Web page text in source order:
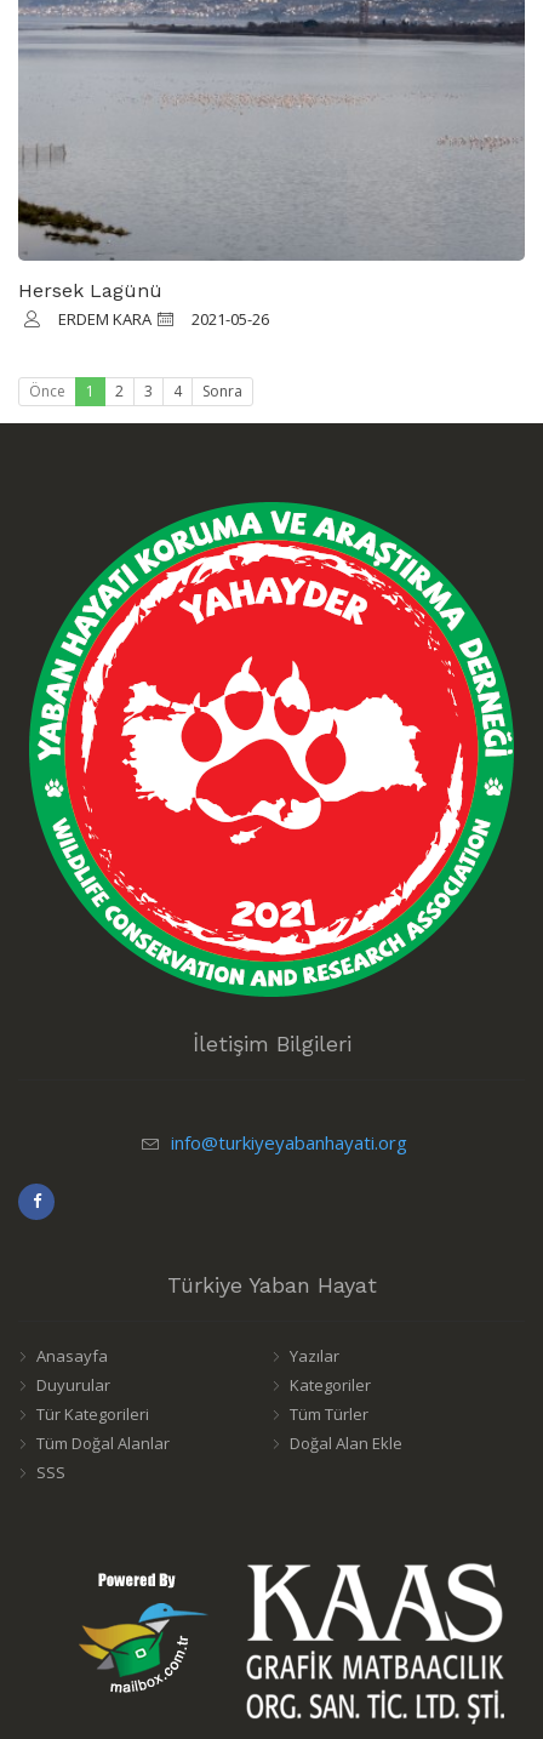
Hersek Lagünü
ERDEM KARA 2021-05-26
Önce 1 2 3 4 Sonra
İletişim Bilgileri
info@turkiyeyabanhayati.org
Türkiye Yaban Hayat
Anasayfa
Yazılar
Duyurular
Kategoriler
Tür Kategorileri
Tüm Türler
Tüm Doğal Alanlar
Doğal Alan Ekle
SSS